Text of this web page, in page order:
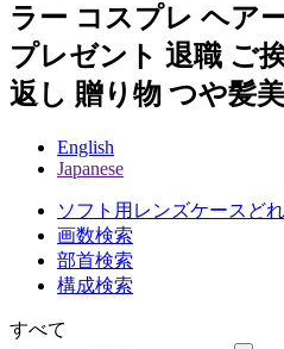
ラー コスプレ ヘア
プレゼント 退職 ご
返し 贈り物 つや髪
English
Japanese
ソフト用レンズケースど
画数検索
部首検索
構成検索
すべて